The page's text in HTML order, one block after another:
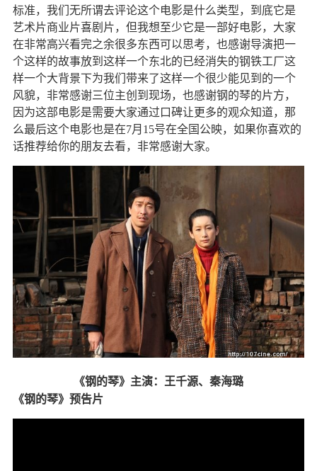
标准，我们无所谓去评论这个电影是什么类型，到底它是
艺术片商业片喜剧片，但我想至少它是一部好电影，大家
在非常高兴看完之余很多东西可以思考，也感谢导演把一
个这样的故事放到这样一个东北的已经消失的钢铁工厂这
样一个大背景下为我们带来了这样一个很少能见到的一个
风貌，非常感谢三位主创到现场，也感谢钢的琴的片方，
因为这部电影是需要大家通过口碑让更多的观众知道，那
么最后这个电影也是在7月 15号在全国公映，如果你喜欢的
话推荐给你的朋友去看，非常感谢大家。
《钢的琴》主演：王千源、秦海璐
《钢的琴》预告片